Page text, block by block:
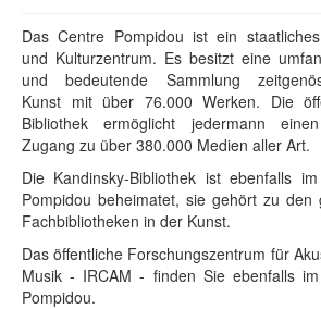
Das Centre Pompidou ist ein
und Kulturzentrum. Es besitzt eine
und bedeutende Sammlung
Kunst mit über 76.000 Werken. Die
Bibliothek ermöglicht jedermann
Zugang zu über 380.000 Medien aller Art.
Die Kandinsky-Bibliothek ist ebenfalls
Pompidou beheimatet, sie gehört zu den
Fachbibliotheken in der Kunst.
Das öffentliche Forschungszentrum für
Musik - IRCAM - finden Sie ebenfalls
Pompidou.